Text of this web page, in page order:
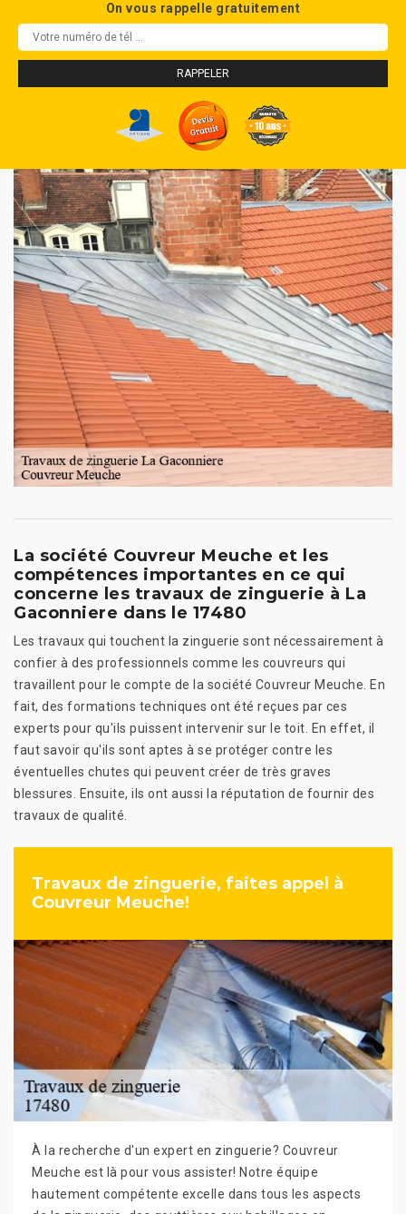
On vous rappelle gratuitement
La société Couvreur Meuche et les
compétences importantes en ce qui
concerne les travaux de zinguerie à La
Gaconniere dans le 17480
Les travaux qui touchent la zinguerie sont nécessairement à
confier à des professionnels comme les couvreurs qui
travaillent pour le compte de la société Couvreur Meuche. En
fait, des formations techniques ont été reçues par ces
experts pour qu'ils puissent intervenir sur le toit. En effet, il
faut savoir qu'ils sont aptes à se protéger contre les
éventuelles chutes qui peuvent créer de très graves
blessures. Ensuite, ils ont aussi la réputation de fournir des
travaux de qualité.
Travaux de zinguerie, faites appel à
Couvreur Meuche!
À la recherche d'un expert en zinguerie? Couvreur
Meuche est là pour vous assister! Notre équipe
hautement compétente excelle dans tous les aspects